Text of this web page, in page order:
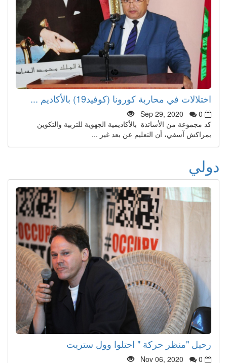
اختلالات في محاربة كورونا (كوفيد19) بالأكاديم ...
Sep 29, 2020
0
كد مجموعة من الأساتذة بالأكاديمية الجهوية للتربية والتكوين
بمراكش آسفي، أن التعليم عن بعد غير ...
دولي
رحيل "منظر حركة " احتلوا وول ستريت
Nov 06, 2020 0